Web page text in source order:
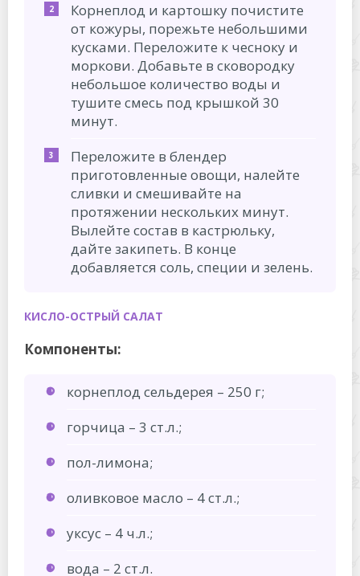
Корнеплод и картошку почистите
от кожуры, порежьте небольшими
кусками. Переложите к чесноку и
моркови. Добавьте в сковородку
небольшое количество воды и
тушите смесь под крышкой 30
минут.
Переложите в блендер
приготовленные овощи, налейте
сливки и смешивайте на
протяжении нескольких минут.
Вылейте состав в кастрюльку,
дайте закипеть. В конце
добавляется соль, специи и зелень.
КИСЛО-ОСТРЫЙ САЛАТ
Компоненты:
корнеплод сельдерея – 250 г;
горчица – 3 ст.л.;
пол-лимона;
оливковое масло – 4 ст.л.;
уксус – 4 ч.л.;
вода – 2 ст.л.